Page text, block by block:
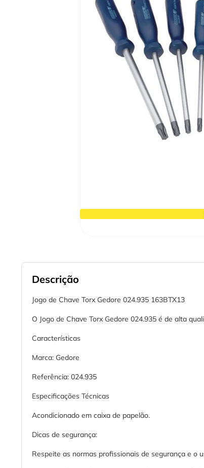
Descrição
Jogo de Chave Torx Gedore 024.935 163BTX13
O Jogo de Chave Torx Gedore 024.935 é de alta
Características
Marca: Gedore
Referência: 024.935
Especificações Técnicas
Acondicionado em caixa de papelão.
Dicas de segurança:
Respeite as normas profissionais de segurança e o